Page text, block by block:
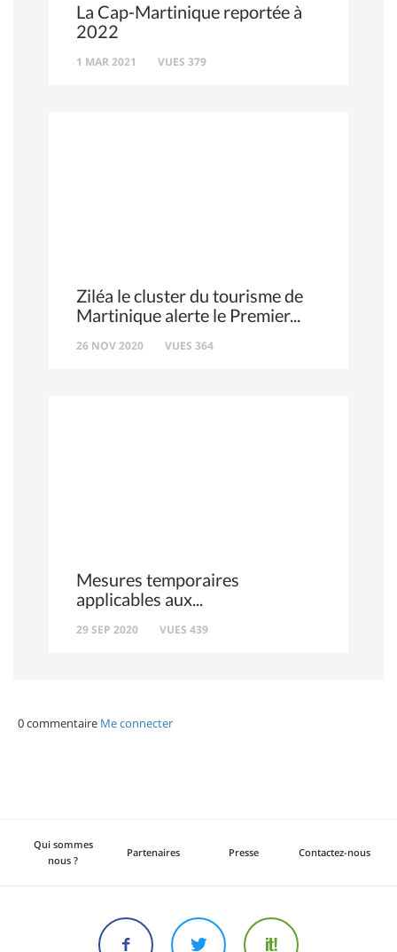
La Cap-Martinique reportée à
2022
1 MAR 2021 VUES 379
Ziléa le cluster du tourisme de
Martinique alerte le Premier
26 NOV 2020 VUES 364
Mesures temporaires
applicables aux
29 SEP 2020 VUES 439
0 commentaire Me connecter
Qui sommes
nous ?
Partenaires Presse Contactez-nous